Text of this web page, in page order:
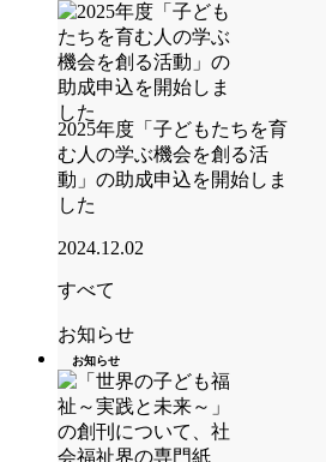
2025年度「子どもたちを育
む人の学ぶ機会を創る活
動」の助成申込を開始しま
した
2024.12.02
すべて
お知らせ
お知らせ